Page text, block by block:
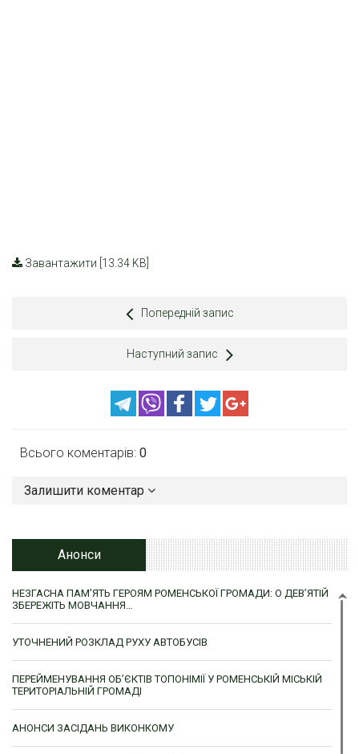
Завантажити [13.34 KB]
Попередній запис
Наступний запис
Всього коментарів: 0
Залишити коментар
Анонси
НЕЗГАСНА ПАМ’ЯТЬ ГЕРОЯМ РОМЕНСЬКОЇ ГРОМАДИ: О ДЕВ’ЯТІЙ
ЗБЕРЕЖІТЬ МОВЧАННЯ…
УТОЧНЕНИЙ РОЗКЛАД РУХУ АВТОБУСІВ
ПЕРЕЙМЕНУВАННЯ ОБ’ЄКТІВ ТОПОНІМІЇ У РОМЕНСЬКІЙ МІСЬКІЙ
ТЕРИТОРІАЛЬНІЙ ГРОМАДІ
АНОНСИ ЗАСІДАНЬ ВИКОНКОМУ